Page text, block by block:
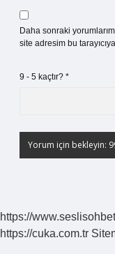
Daha sonraki
site adresim bu
9 - 5 kaçtır? *
https://
https://cuka.com.tr